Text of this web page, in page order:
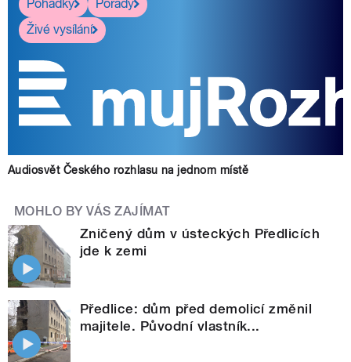
Pohádky
Pořady
Živé vysílání
Audiosvět Českého rozhlasu na jednom místě
MOHLO BY VÁS ZAJÍMAT
Zničený dům v ústeckých Předlicích
jde k zemi
Předlice: dům před demolicí změnil
majitele. Původní vlastník...